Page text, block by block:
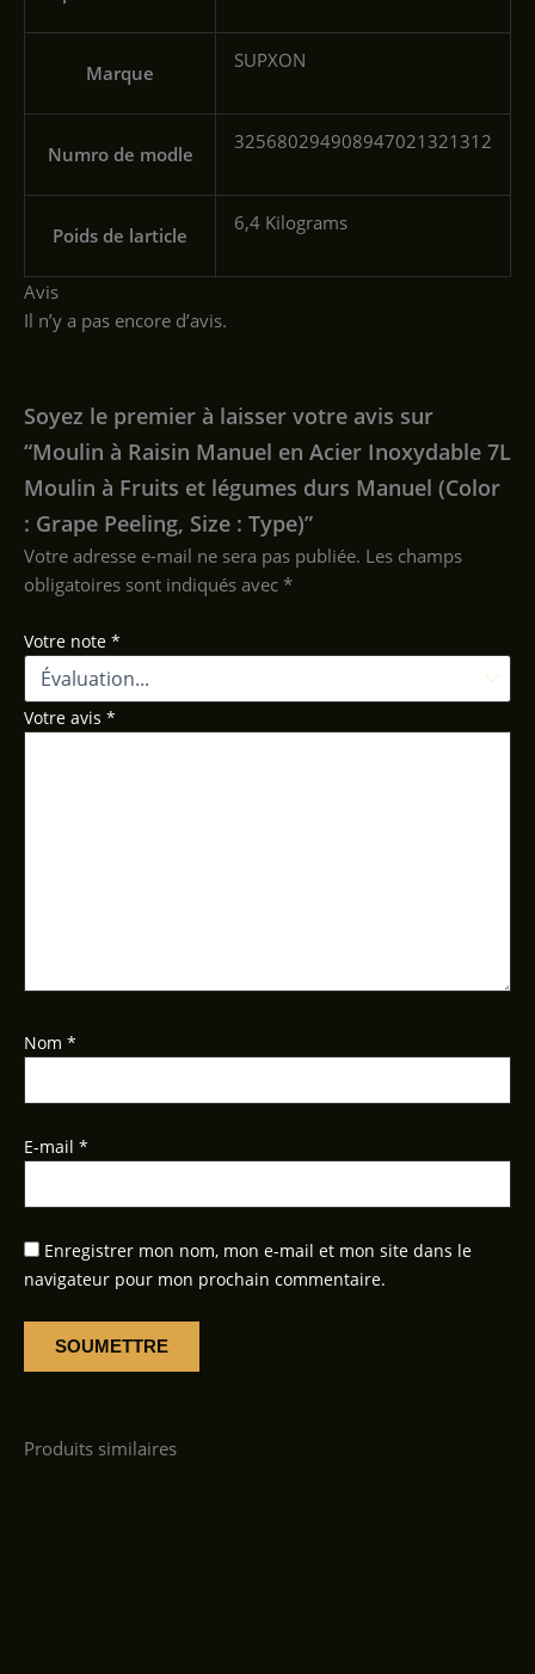
Marque
‎SUPXON
Numro de modle
‎325680294908947021321312
Poids de larticle
‎6,4 Kilograms
Avis
Il n’y a pas encore d’avis.
Soyez le premier à laisser votre avis sur
“Moulin à Raisin Manuel en Acier Inoxydable 7L
Moulin à Fruits et légumes durs Manuel (Color
: Grape Peeling, Size : Type)”
Votre adresse e-mail ne sera pas publiée. Les champs
obligatoires sont indiqués avec *
Votre note *
Votre avis *
Nom *
E-mail *
Enregistrer mon nom, mon e-mail et mon site dans le
navigateur pour mon prochain commentaire.
Produits similaires